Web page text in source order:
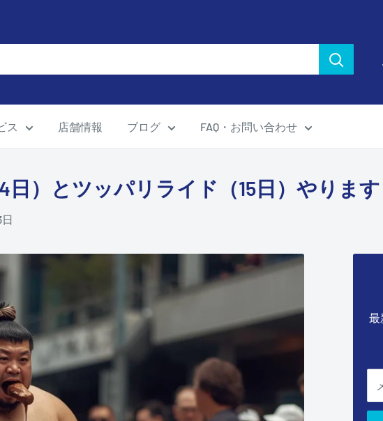
ス 店舗情報 ブログ FAQ・お問い合わせ
日）とツッパリライド（15日）やります
最